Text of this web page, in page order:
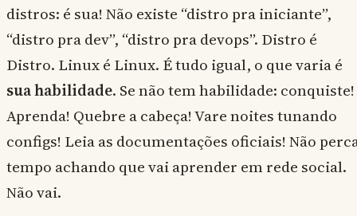
distros: é sua! Não existe “distro pra iniciante”,
“distro pra dev”, “distro pra devops”. Distro é
Distro. Linux é Linux. É tudo igual, o que varia é
sua habilidade. Se não tem habilidade: conquiste!
Aprenda! Quebre a cabeça! Vare noites tunando
configs! Leia as documentações oficiais! Não
tempo achando que vai aprender em rede social.
Não vai.